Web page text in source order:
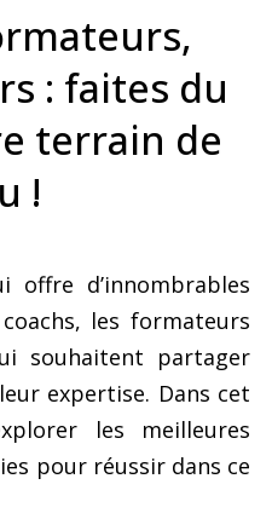
: faites du
terrain de
!
offre d’innombrables
les formateurs
souhaitent partager
expertise. Dans cet
les meilleures
pour réussir dans ce